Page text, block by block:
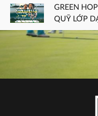
GREEN
QUỸ LỚP
CHỐNG
EM TỈNH
GIẢI VÔ
CLUB
HỌC VIỆN